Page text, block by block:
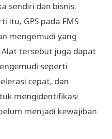
sendiri dan bisnis.
itu, GPS pada FMS
mengemudi yang
tersebut juga dapat
seperti
cepat, dan
mengidentifikasi
menjadi kewajiban